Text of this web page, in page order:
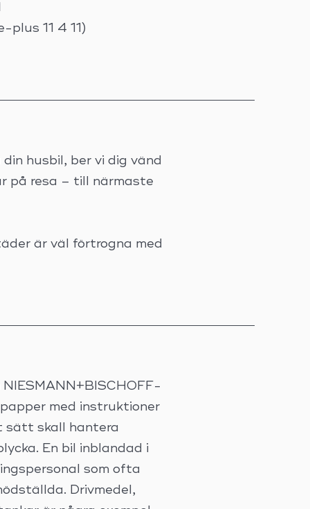
plus 11 4 11)
husbil, ber vi dig vänd
på resa – till närmaste
är väl förtrogna med
med instruktioner
sätt skall hantera
En bil inblandad i
som ofta
Drivmedel,